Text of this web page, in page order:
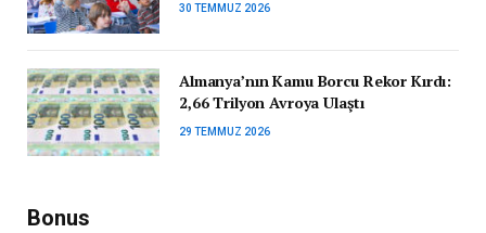
30 TEMMUZ 2026
Almanya’nın Kamu Borcu Rekor Kırdı:
2,66 Trilyon Avroya Ulaştı
29 TEMMUZ 2026
Bonus